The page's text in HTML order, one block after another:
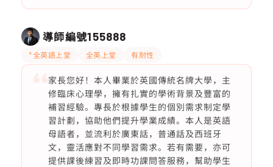
導師編號155888
*全英語上堂 全英上堂 有耐性
家長您好！本人畢業於英國傳統名牌大學，主
修臨床心理學，擁有扎實的學術背景及豐富的
補習經驗。專長於根據學生的個別需求制定學
習計劃，協助他們提升學業成績。本人是英語
母語者，並流利於廣東話，普通話及西班牙
文，靈活應對不同學習需求。若有需要，亦可
提供課後練習及即時功課問答服務，幫助學生